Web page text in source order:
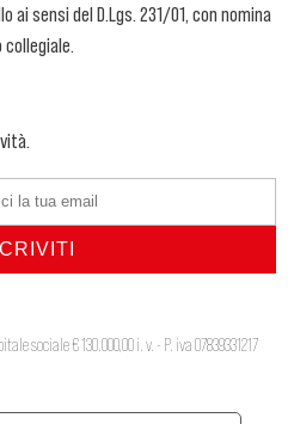
sensi del D.Lgs. 231/01, con nomina
sociale € 130.000,00 i. v. - P. iva 07839331217